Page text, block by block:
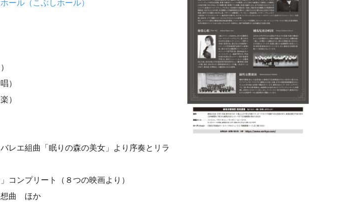
ール（こぶしホール）
）
）
レエ組曲「眠りの森の美女」より序奏とリラ
コンプリート（８つの映画より）
想曲 ほか